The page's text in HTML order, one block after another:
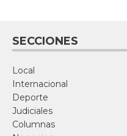
SECCIONES
Local
Internacional
Deporte
Judiciales
Columnas